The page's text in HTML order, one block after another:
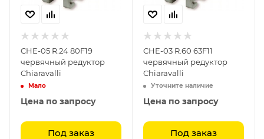
CHE-05 R.24 80F19
червячный редуктор
Chiaravalli
Мало
Цена по запросу
Под заказ
CHE-03 R.60 63F11
червячный редуктор
Chiaravalli
Уточните наличие
Цена по запросу
Под заказ